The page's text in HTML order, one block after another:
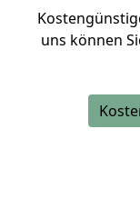
uns können